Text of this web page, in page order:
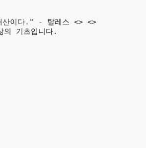
산이다." - 탈레스 <> <>
의 기초입니다.